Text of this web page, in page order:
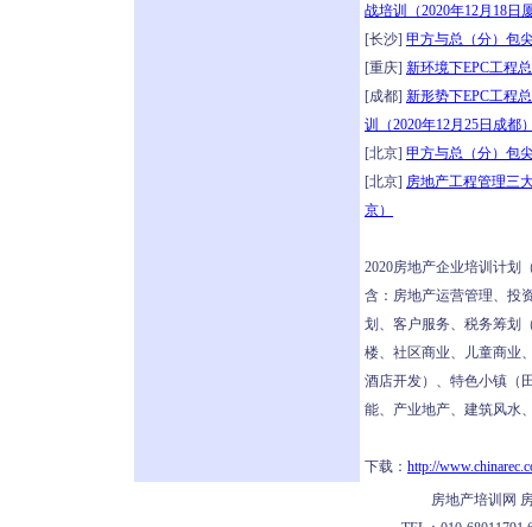
战培训（2020年12月18日
[长沙] 甲方与总（分）包
[重庆] 新环境下EPC工程
[成都] 新形势下EPC工程
训（2020年12月25日成都
[北京] 甲方与总（分）包
[北京] 房地产工程管理三
京）
2020房地产企业培训计划
含：房地产运营管理、投
划、客户服务、税务筹划
楼、社区商业、儿童商业
酒店开发）、特色小镇（
能、产业地产、建筑风水
下载： http://
房地产培训网